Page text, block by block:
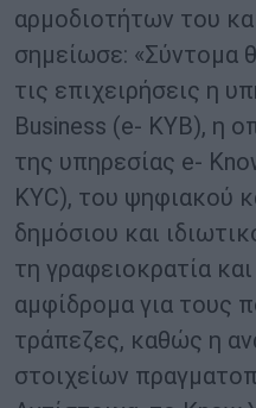
αρμοδιοτήτων του
σημείωσε: «Σύντομα
τις επιχειρήσεις η
Business (e- ΚΥΒ), η
της υπηρεσίας e-
KYC), του ψηφιακού
δημόσιου και
τη γραφειοκρατία
αμφίδρομα για τους
τράπεζες, καθώς η
στοιχείων